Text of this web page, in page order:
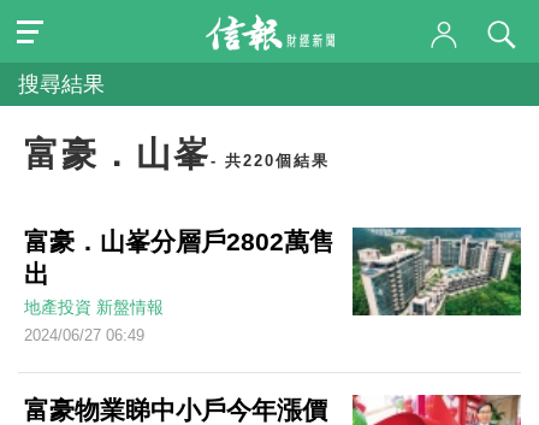
搜尋結果
富豪．山峯- 共220個結果
富豪．山峯分層戶2802萬售
出
地產投資 新盤情報
2024/06/27 06:49
富豪物業睇中小戶今年漲價